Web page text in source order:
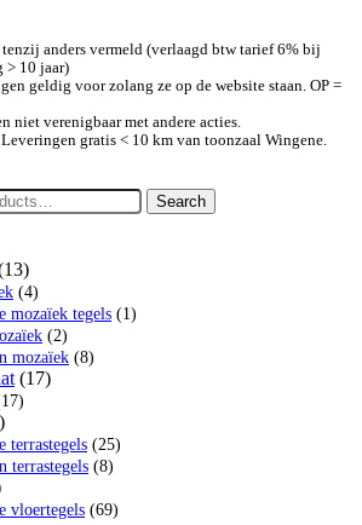
anders vermeld (verlaagd btw tarief 6% bij
> 10 jaar)
geldig voor zolang ze op de website staan. OP =
niet verenigbaar met andere acties.
gratis < 10 km van toonzaal Wingene.
Search
(4)
mozaïek tegels (1)
(2)
mozaïek (8)
(17)
terrastegels (25)
terrastegels (8)
vloertegels (69)